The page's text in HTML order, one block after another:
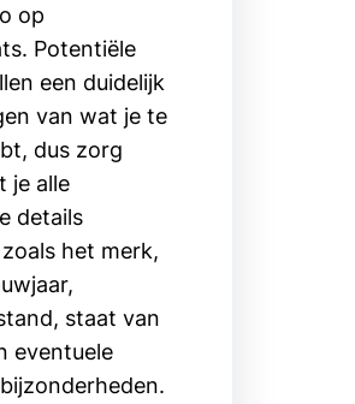
op
Potentiële
een duidelijk
van wat je te
dus zorg
je alle
details
het merk,
staat van
eventuele